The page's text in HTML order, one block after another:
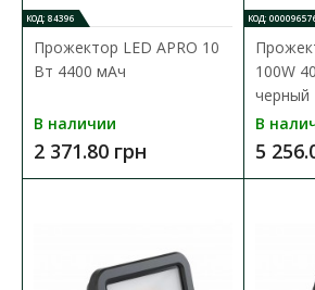
Прожектор GTV Alledo 10Вт
положении, оценит этот переносной
КОД: 84396
Прожектор LED APRO 10
Вт 4400 мАч
В наличии
2 371.80 грн
КОД:
100W
черный
В
5